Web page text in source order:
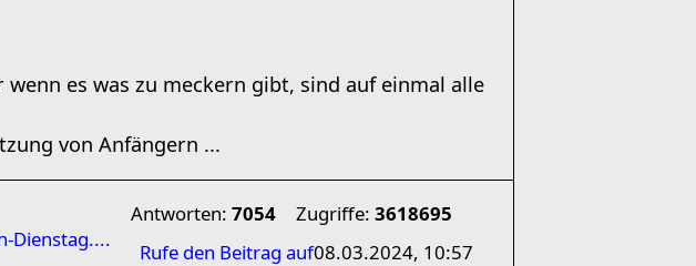
es was zu meckern gibt, sind auf einmal alle
von Anfängern ...
Dienstag....
Antworten: 7054 Zugriffe: 3618695
08.03.2024, 10:57
Rufe den Beitrag auf